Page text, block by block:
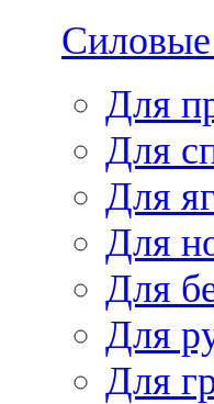
Для
Для
Для
Для
Для
Для
Для